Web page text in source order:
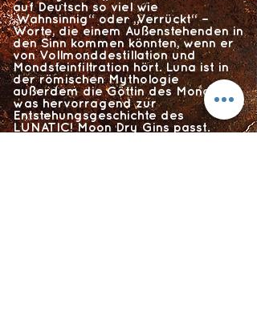
auf Deutsch so viel wie
„Wahnsinnig“ oder „Verrückt“ –
Worte, die einem Außenstehenden in
den Sinn kommen könnten, wenn er
von Vollmonddestillation und
Mondsteinfiltration hört. Luna ist in
der römischen Mythologie
außerdem die Göttin des Mondes,
was hervorragend zur
Entstehungsgeschichte des
LUNATIC! Moon Dry Gins passt.